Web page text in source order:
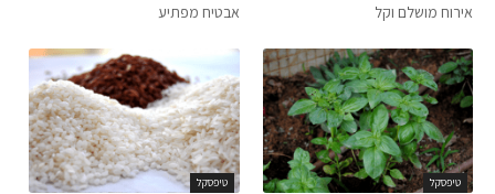
אירוח מושלם וקל אבטיח מפתיע
טיפסקל טיפסקל